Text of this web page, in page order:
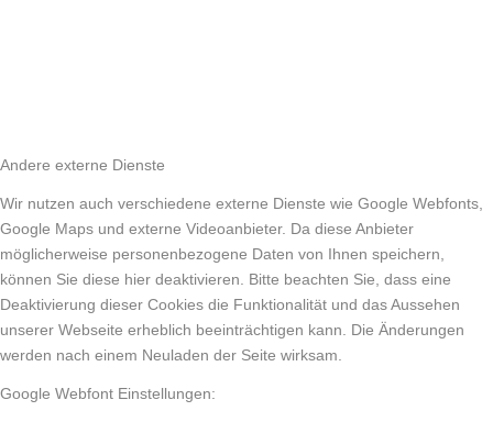
Andere externe Dienste
Wir nutzen auch verschiedene externe Dienste wie Google Webfonts,
Google Maps und externe Videoanbieter. Da diese Anbieter
möglicherweise personenbezogene Daten von Ihnen speichern,
können Sie diese hier deaktivieren. Bitte beachten Sie, dass eine
Deaktivierung dieser Cookies die Funktionalität und das Aussehen
unserer Webseite erheblich beeinträchtigen kann. Die Änderungen
werden nach einem Neuladen der Seite wirksam.
Google Webfont Einstellungen: